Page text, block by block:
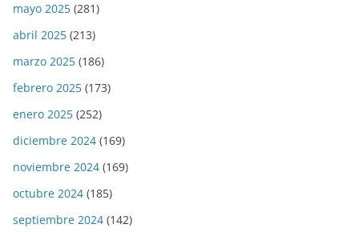
mayo 2025 (281)
abril 2025 (213)
marzo 2025 (186)
febrero 2025 (173)
enero 2025 (252)
diciembre 2024 (169)
noviembre 2024 (169)
octubre 2024 (185)
septiembre 2024 (142)